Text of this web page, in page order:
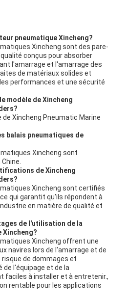
pneumatique Xincheng?
Xincheng sont des pare-
conçus pour absorber
l'amarrage et l'amarrage des
de matériaux solides et
performances et une sécurité
modèle de Xincheng
de Xincheng Pneumatic Marine
balais pneumatiques de
Xincheng sont
de Xincheng
Xincheng sont certifiés
ce qui garantit qu'ils répondent à
en matière de qualité et
de l'utilisation de la
Xincheng?
Xincheng offrent une
navires lors de l'amarrage et de
risque de dommages et
l'équipage et de la
faciles à installer et à entretenir.,
rentable pour les applications